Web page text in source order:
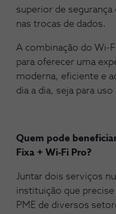
superior de segurança
nas trocas de dados.
A combinação do Wi-
para oferecer uma
moderna, eficiente e
dia a dia, seja para
Quem pode
Fixa + Wi-Fi Pro?
Juntar dois serviços
instituição que
PME de diversos